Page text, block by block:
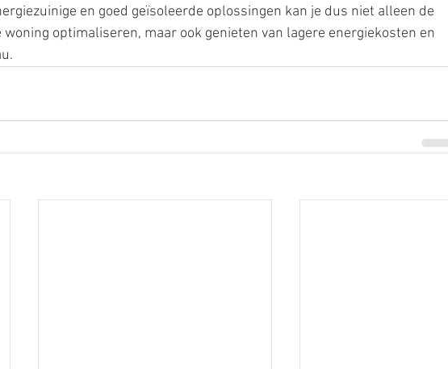
en goed geïsoleerde oplossingen kan je dus niet alleen de
optimaliseren, maar ook genieten van lagere energiekosten en